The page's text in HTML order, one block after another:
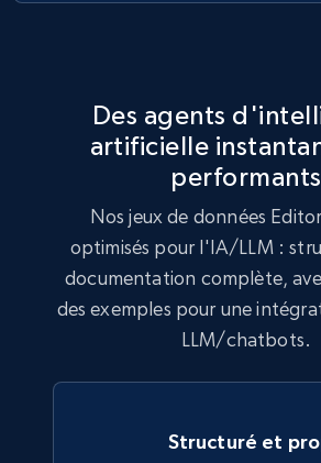
991+ 162+
Lazada - Products
URL, Title, Rating, Reviews, Initial
price, Currency, Stock, and more.
160+
Des agents
artificielle
performants
Nos jeux de données
optimisés pour l'IA/LLM :
documentation complète,
des exemples pour une
LLM/chatbots.
Structuré et